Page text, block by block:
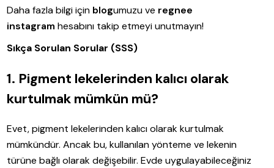
Daha fazla bilgi için blogumuzu ve regnee
instagram hesabını takip etmeyi unutmayın!
Sıkça Sorulan Sorular (SSS)
1. Pigment lekelerinden kalıcı olarak
kurtulmak mümkün mü?
Evet, pigment lekelerinden kalıcı olarak kurtulmak
mümkündür. Ancak bu, kullanılan yönteme ve lekenin
türüne bağlı olarak değişebilir. Evde uygulayabileceğiniz